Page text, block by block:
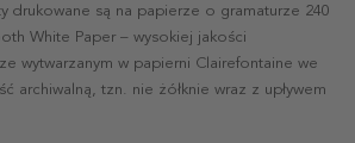
drukowane są na papierze o gramaturze 240
White Paper – wysokiej jakości
wytwarzanym w papierni Clairefontaine we
archiwalną, tzn. nie żółknie wraz z upływem